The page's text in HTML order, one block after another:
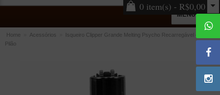
0 item(s) - R$0,00
MENU
Home Acessórios
Isqueiro Clipper Grande Melting Psycho Recarregável com
Pilão